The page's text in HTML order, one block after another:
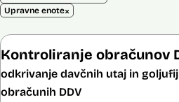
Upravne enote×
Kontroliranje obračunov
odkrivanje davčnih utaj in
obračunih DDV